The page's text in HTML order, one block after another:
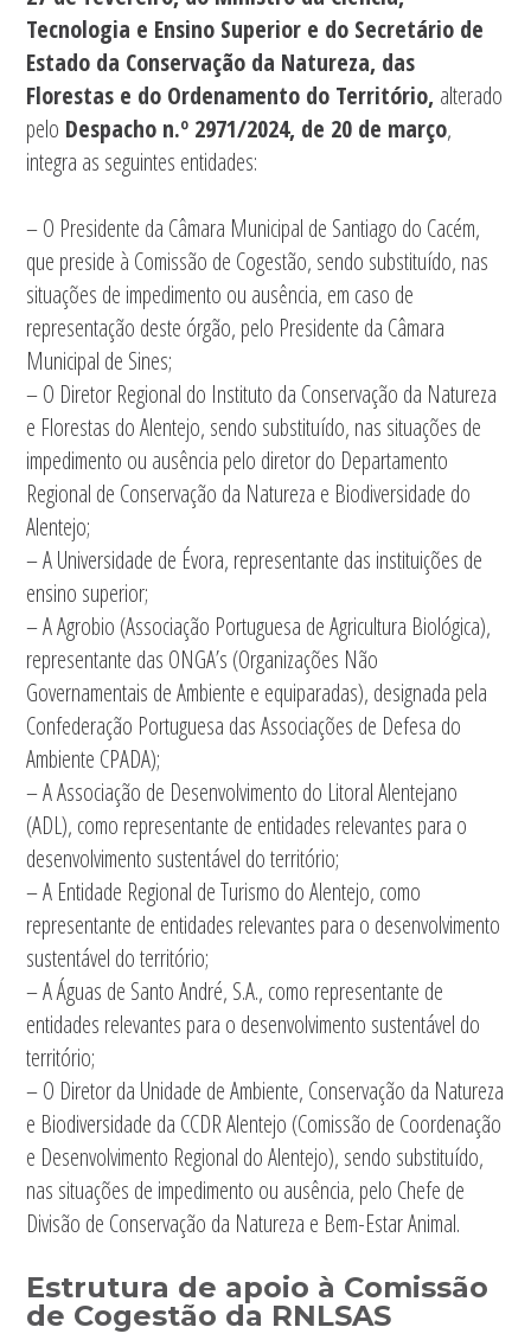
Tecnologia e Ensino Superior e do Secretário de
Estado da Conservação da Natureza, das
Florestas e do Ordenamento do Território, alterado
pelo Despacho n.º 2971/2024, de 20 de março,
integra as seguintes entidades:
– O Presidente da Câmara Municipal de Santiago do Cacém,
que preside à Comissão de Cogestão, sendo substituído, nas
situações de impedimento ou ausência, em caso de
representação deste órgão, pelo Presidente da Câmara
Municipal de Sines;
– O Diretor Regional do Instituto da Conservação da Natureza
e Florestas do Alentejo, sendo substituído, nas situações de
impedimento ou ausência pelo diretor do Departamento
Regional de Conservação da Natureza e Biodiversidade do
Alentejo;
– A Universidade de Évora, representante das instituições de
ensino superior;
– A Agrobio (Associação Portuguesa de Agricultura Biológica),
representante das ONGA’s (Organizações Não
Governamentais de Ambiente e equiparadas), designada pela
Confederação Portuguesa das Associações de Defesa do
Ambiente CPADA);
– A Associação de Desenvolvimento do Litoral Alentejano
(ADL), como representante de entidades relevantes para o
desenvolvimento sustentável do território;
– A Entidade Regional de Turismo do Alentejo, como
representante de entidades relevantes para o desenvolvimento
sustentável do território;
– A Águas de Santo André, S.A., como representante de
entidades relevantes para o desenvolvimento sustentável do
território;
– O Diretor da Unidade de Ambiente, Conservação da Natureza
e Biodiversidade da CCDR Alentejo (Comissão de Coordenação
e Desenvolvimento Regional do Alentejo), sendo substituído,
nas situações de impedimento ou ausência, pelo Chefe de
Divisão de Conservação da Natureza e Bem-Estar Animal.
Estrutura de apoio à Comissão
de Cogestão da RNLSAS